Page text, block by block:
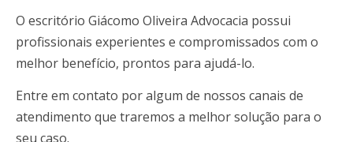
O escritório Giácomo Oliveira Advocacia possui
profissionais experientes e compromissados com o
melhor benefício, prontos para ajudá-lo.
Entre em contato por algum de nossos canais de
atendimento que traremos a melhor solução para o
seu caso.